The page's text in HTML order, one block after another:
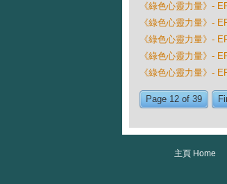
《綠色心靈力量》-
《綠色心靈力量》-
《綠色心靈力量》-
《綠色心靈力量》-
《綠色心靈力量》-
Page 12 of 39
主頁 Home